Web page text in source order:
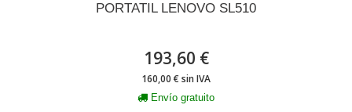
PORTATIL LENOVO SL510
193,60 €
160,00 € sin IVA
Envío gratuito